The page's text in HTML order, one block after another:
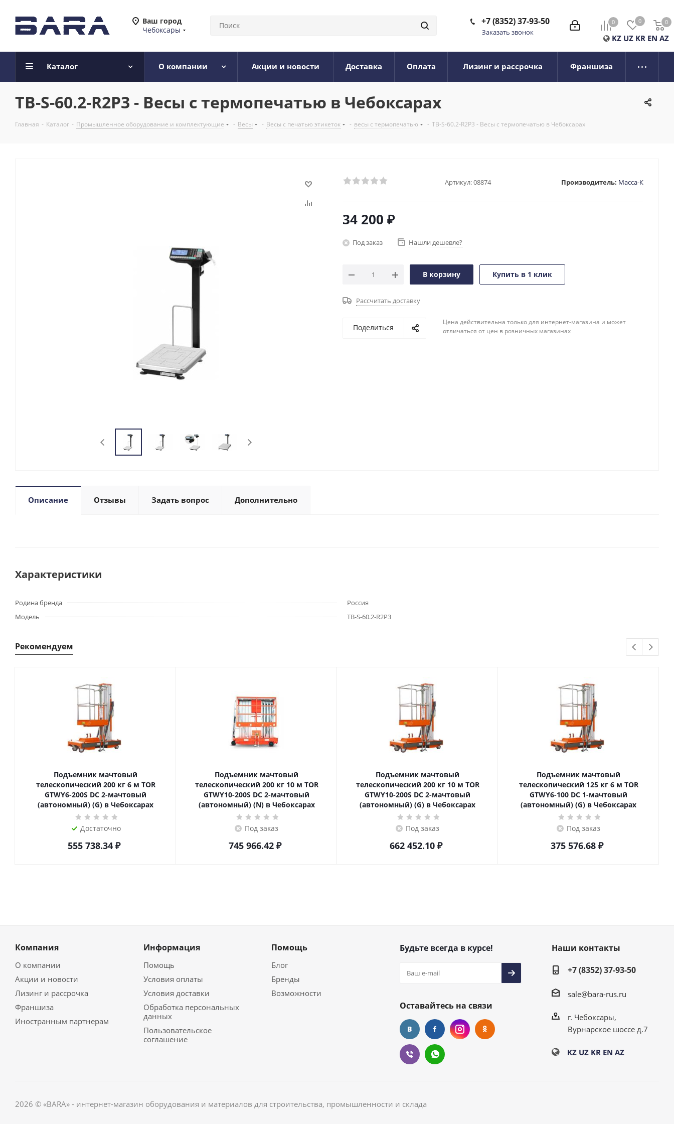
Ваш город
Чебоксары
0 0 0
0
KZ UZ KR EN AZ
+7 (8352) 37-93-50
Заказать звонок
Каталог О компании Акции и новости Доставка Оплата Лизинг и рассрочка Франшиза
ТВ-S-60.2-R2P3 - Весы с термопечатью в Чебоксарах
Главная - Каталог - Промышленное оборудование и комплектующие - Весы - Весы с печатью этикеток - весы с термопечатью - ТВ-S-60.2-R2P3 - Весы с термопечатью в Чебоксарах
Артикул:08874 Производитель: Масса-К
34 200 ₽
Под заказ Нашли дешевле?
В корзину Купить в 1 клик
Рассчитать доставку
Поделиться
Цена действительна только для интернет-магазина и может
отличаться от цен в розничных магазинах
Описание Отзывы Задать вопрос Дополнительно
Характеристики
Родина бренда
Россия
Модель
ТВ-S-60.2-R2P3
Рекомендуем
Подъемник мачтовый
телескопический 200 кг 6 м TOR
GTWY6-200S DC 2-мачтовый
(автономный) (G) в Чебоксарах
Достаточно
555 738.34₽
Подъемник мачтовый
телескопический 200 кг 10 м TOR
GTWY10-200S DC 2-мачтовый
(автономный) (N) в Чебоксарах
Под заказ
745 966.42₽
Подъемник мачтовый
телескопический 200 кг 10 м TOR
GTWY10-200S DC 2-мачтовый
(автономный) (G) в Чебоксарах
Под заказ
662 452.10₽
Подъемник мачтовый
телескопический 125 кг 6 м TOR
GTWY6-100 DC 1-мачтовый
(автономный) (G) в Чебоксарах
Под заказ
375 576.68₽
Компания
О компании
Акции и новости
Лизинг и рассрочка
Франшиза
Иностранным партнерам
Информация
Помощь
Условия оплаты
Условия доставки
Обработка персональных
данных
Пользовательское
соглашение
Помощь
Блог
Бренды
Возможности
Будьте всегда в курсе!
Оставайтесь на связи
Наши контакты
+7 (8352) 37-93-50
sale@bara-rus.ru
г. Чебоксары,
Вурнарское шоссе д.7
KZ UZ KR EN AZ
2026 © «BARA» - интернет-магазин оборудования и материалов для строительства, промышленности и склада